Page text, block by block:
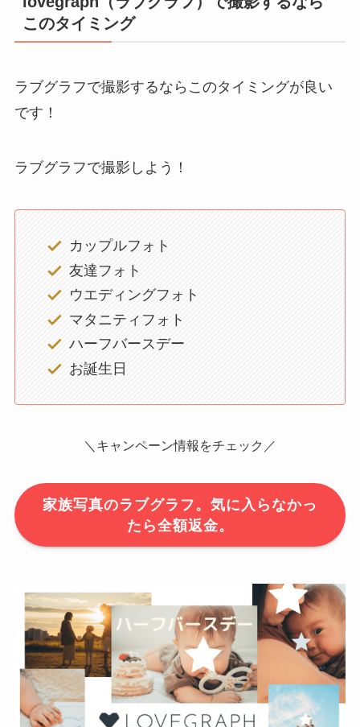
このタイミング
ラブグラフで撮影するならこのタイミングが良い
です！
ラブグラフで撮影しよう！
カップルフォト
友達フォト
ウエディングフォト
マタニティフォト
ハーフバースデー
お誕生日
＼キャンペーン情報をチェック／
家族写真のラブグラフ。気に入らなかっ
たら全額返金。